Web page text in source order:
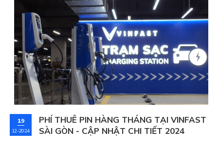
minh tại Sài Gòn.
19
12-2024
PHÍ THUÊ PIN HÀNG THÁNG TẠI VINFAST
SÀI GÒN - CẬP NHẬT CHI TIẾT 2024